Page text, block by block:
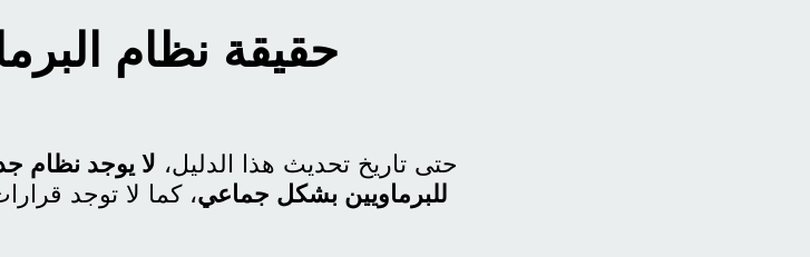
حتى تاريخ تحديث هذا الدليل، لا يوجد نظام
للبرماويين بشكل جماعي، كما لا توجد